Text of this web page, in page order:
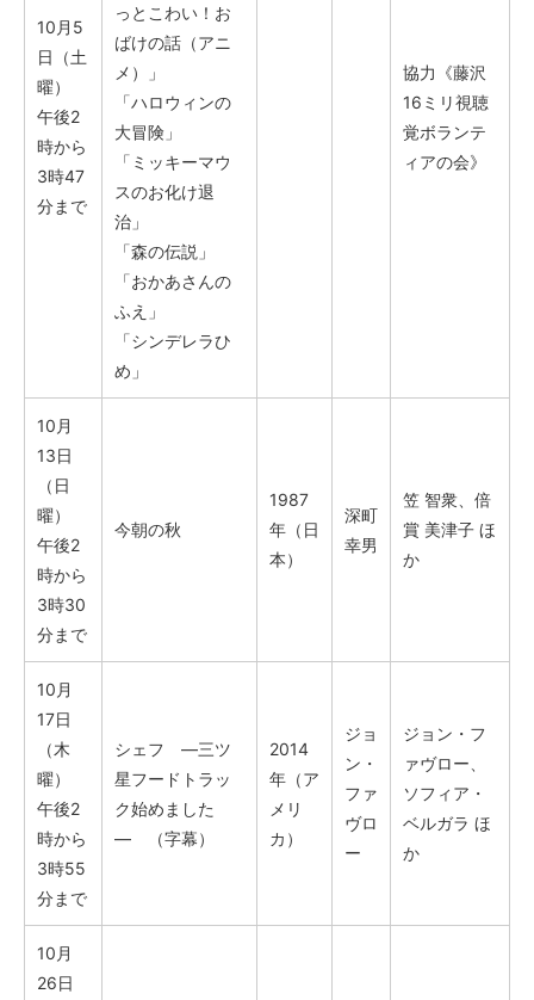
10月5
日（土
曜）
午後2
時から
3時47
分まで
っとこわい！お
ばけの話（アニ
メ）」
「ハロウィンの
大冒険」
「ミッキーマウ
スのお化け退
治」
「森の伝説」
「おかあさんの
ふえ」
「シンデレラひ
め」
協力《藤沢
16ミリ視聴
覚ボランテ
ィアの会》
10月
13日
（日
曜）
午後2
時から
3時30
分まで
今朝の秋
1987
年（日
本）
深町
幸男
笠 智衆、倍
賞 美津子 ほ
か
10月
17日
（木
曜）
午後2
時から
3時55
分まで
シェフ ―三ツ
星フードトラッ
ク始めました
― （字幕）
2014
年（ア
メリ
カ）
ジョ
ン・
ファ
ヴロ
ー
ジョン・フ
ァヴロー、
ソフィア・
ベルガラ ほ
か
10月
26日